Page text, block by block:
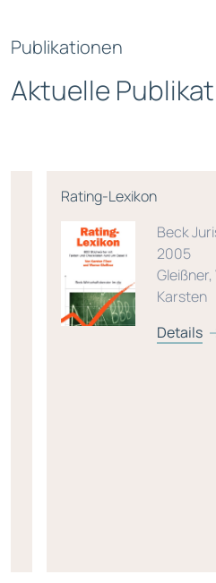
Publikationen
Aktuelle
Rating-Lexikon
Beck
2005
Karsten
Details